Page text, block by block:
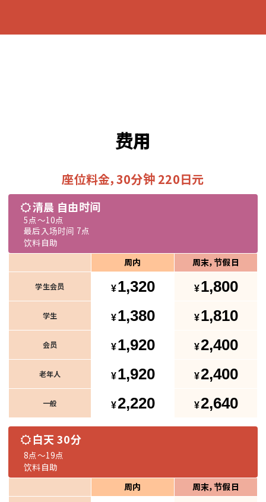
费用
座位料金，30分钟 220日元
清晨 自由时间
5点～10点
最后入场时间 7点
饮料自助
周内
周末，节假日
学生会员 1,320 1,800
学生 1,380 1,810
会员 1,920 2,400
老年人 1,920 2,400
一般 2,220 2,640
白天 30分
8点～19点
饮料自助
周内
周末，节假日